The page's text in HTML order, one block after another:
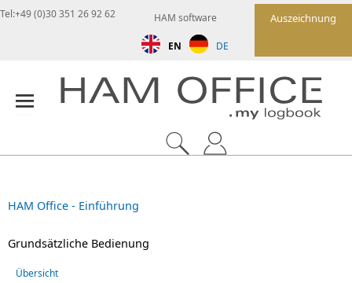
Auszeichnung
HAM software
EN DE
Tel:+49 (0)30 351 26 92 62
HAM Office - Einführung
Grundsätzliche Bedienung
Übersicht